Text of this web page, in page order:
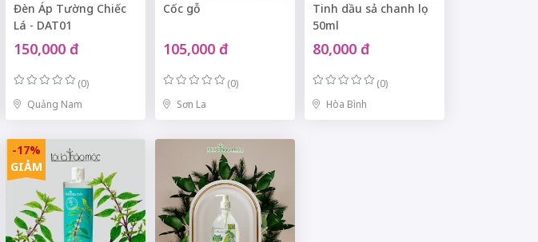
Đèn Áp Tường Chiếc
Lá - DAT01
150,000 đ
(0)
Quảng Nam
Cốc gỗ
105,000 đ
(0)
Sơn La
Tinh dầu sả chanh lọ
50ml
80,000 đ
(0)
Hòa Bình
-17%
GIẢM